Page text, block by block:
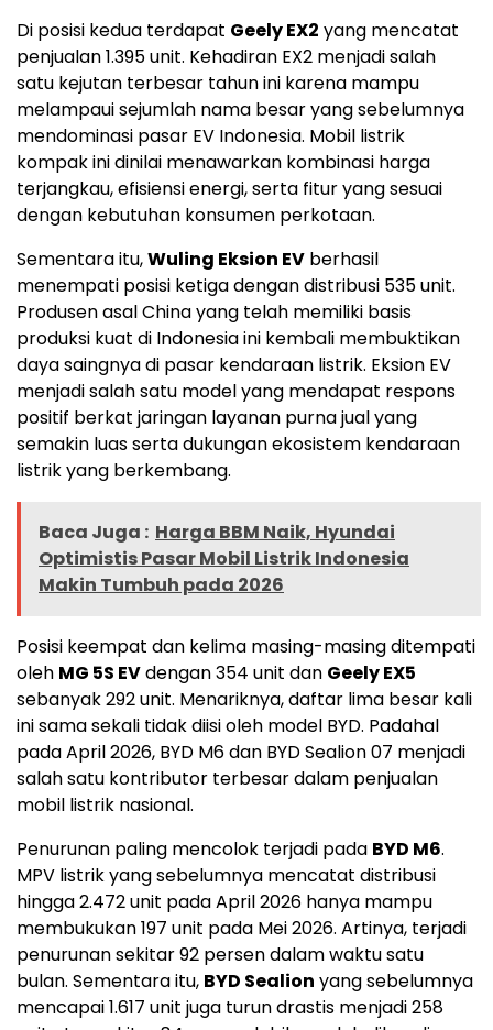
Di posisi kedua terdapat Geely EX2 yang mencatat
penjualan 1.395 unit. Kehadiran EX2 menjadi salah
satu kejutan terbesar tahun ini karena mampu
melampaui sejumlah nama besar yang sebelumnya
mendominasi pasar EV Indonesia. Mobil listrik
kompak ini dinilai menawarkan kombinasi harga
terjangkau, efisiensi energi, serta fitur yang sesuai
dengan kebutuhan konsumen perkotaan.
Sementara itu,Wuling Eksion EV berhasil
menempati posisi ketiga dengan distribusi 535 unit.
Produsen asal China yang telah memiliki basis
produksi kuat di Indonesia ini kembali membuktikan
daya saingnya di pasar kendaraan listrik. Eksion EV
menjadi salah satu model yang mendapat respons
positif berkat jaringan layanan purna jual yang
semakin luas serta dukungan ekosistem kendaraan
listrik yang berkembang.
Baca Juga : Harga BBM Naik, Hyundai
Optimistis Pasar Mobil Listrik Indonesia
Makin Tumbuh pada 2026
Posisi keempat dan kelima masing-masing ditempati
oleh MG 5S EVdengan 354 unit dan Geely EX5
sebanyak 292 unit. Menariknya, daftar lima besar kali
ini sama sekali tidak diisi oleh model BYD. Padahal
pada April 2026, BYD M6 dan BYD Sealion 07 menjadi
salah satu kontributor terbesar dalam penjualan
mobil listrik nasional.
Penurunan paling mencolok terjadi pada BYD M6.
MPV listrik yang sebelumnya mencatat distribusi
hingga 2.472 unit pada April 2026 hanya mampu
membukukan 197 unit pada Mei 2026. Artinya, terjadi
penurunan sekitar 92 persen dalam waktu satu
bulan. Sementara itu, BYD Sealion yang sebelumnya
mencapai 1.617 unit juga turun drastis menjadi 258